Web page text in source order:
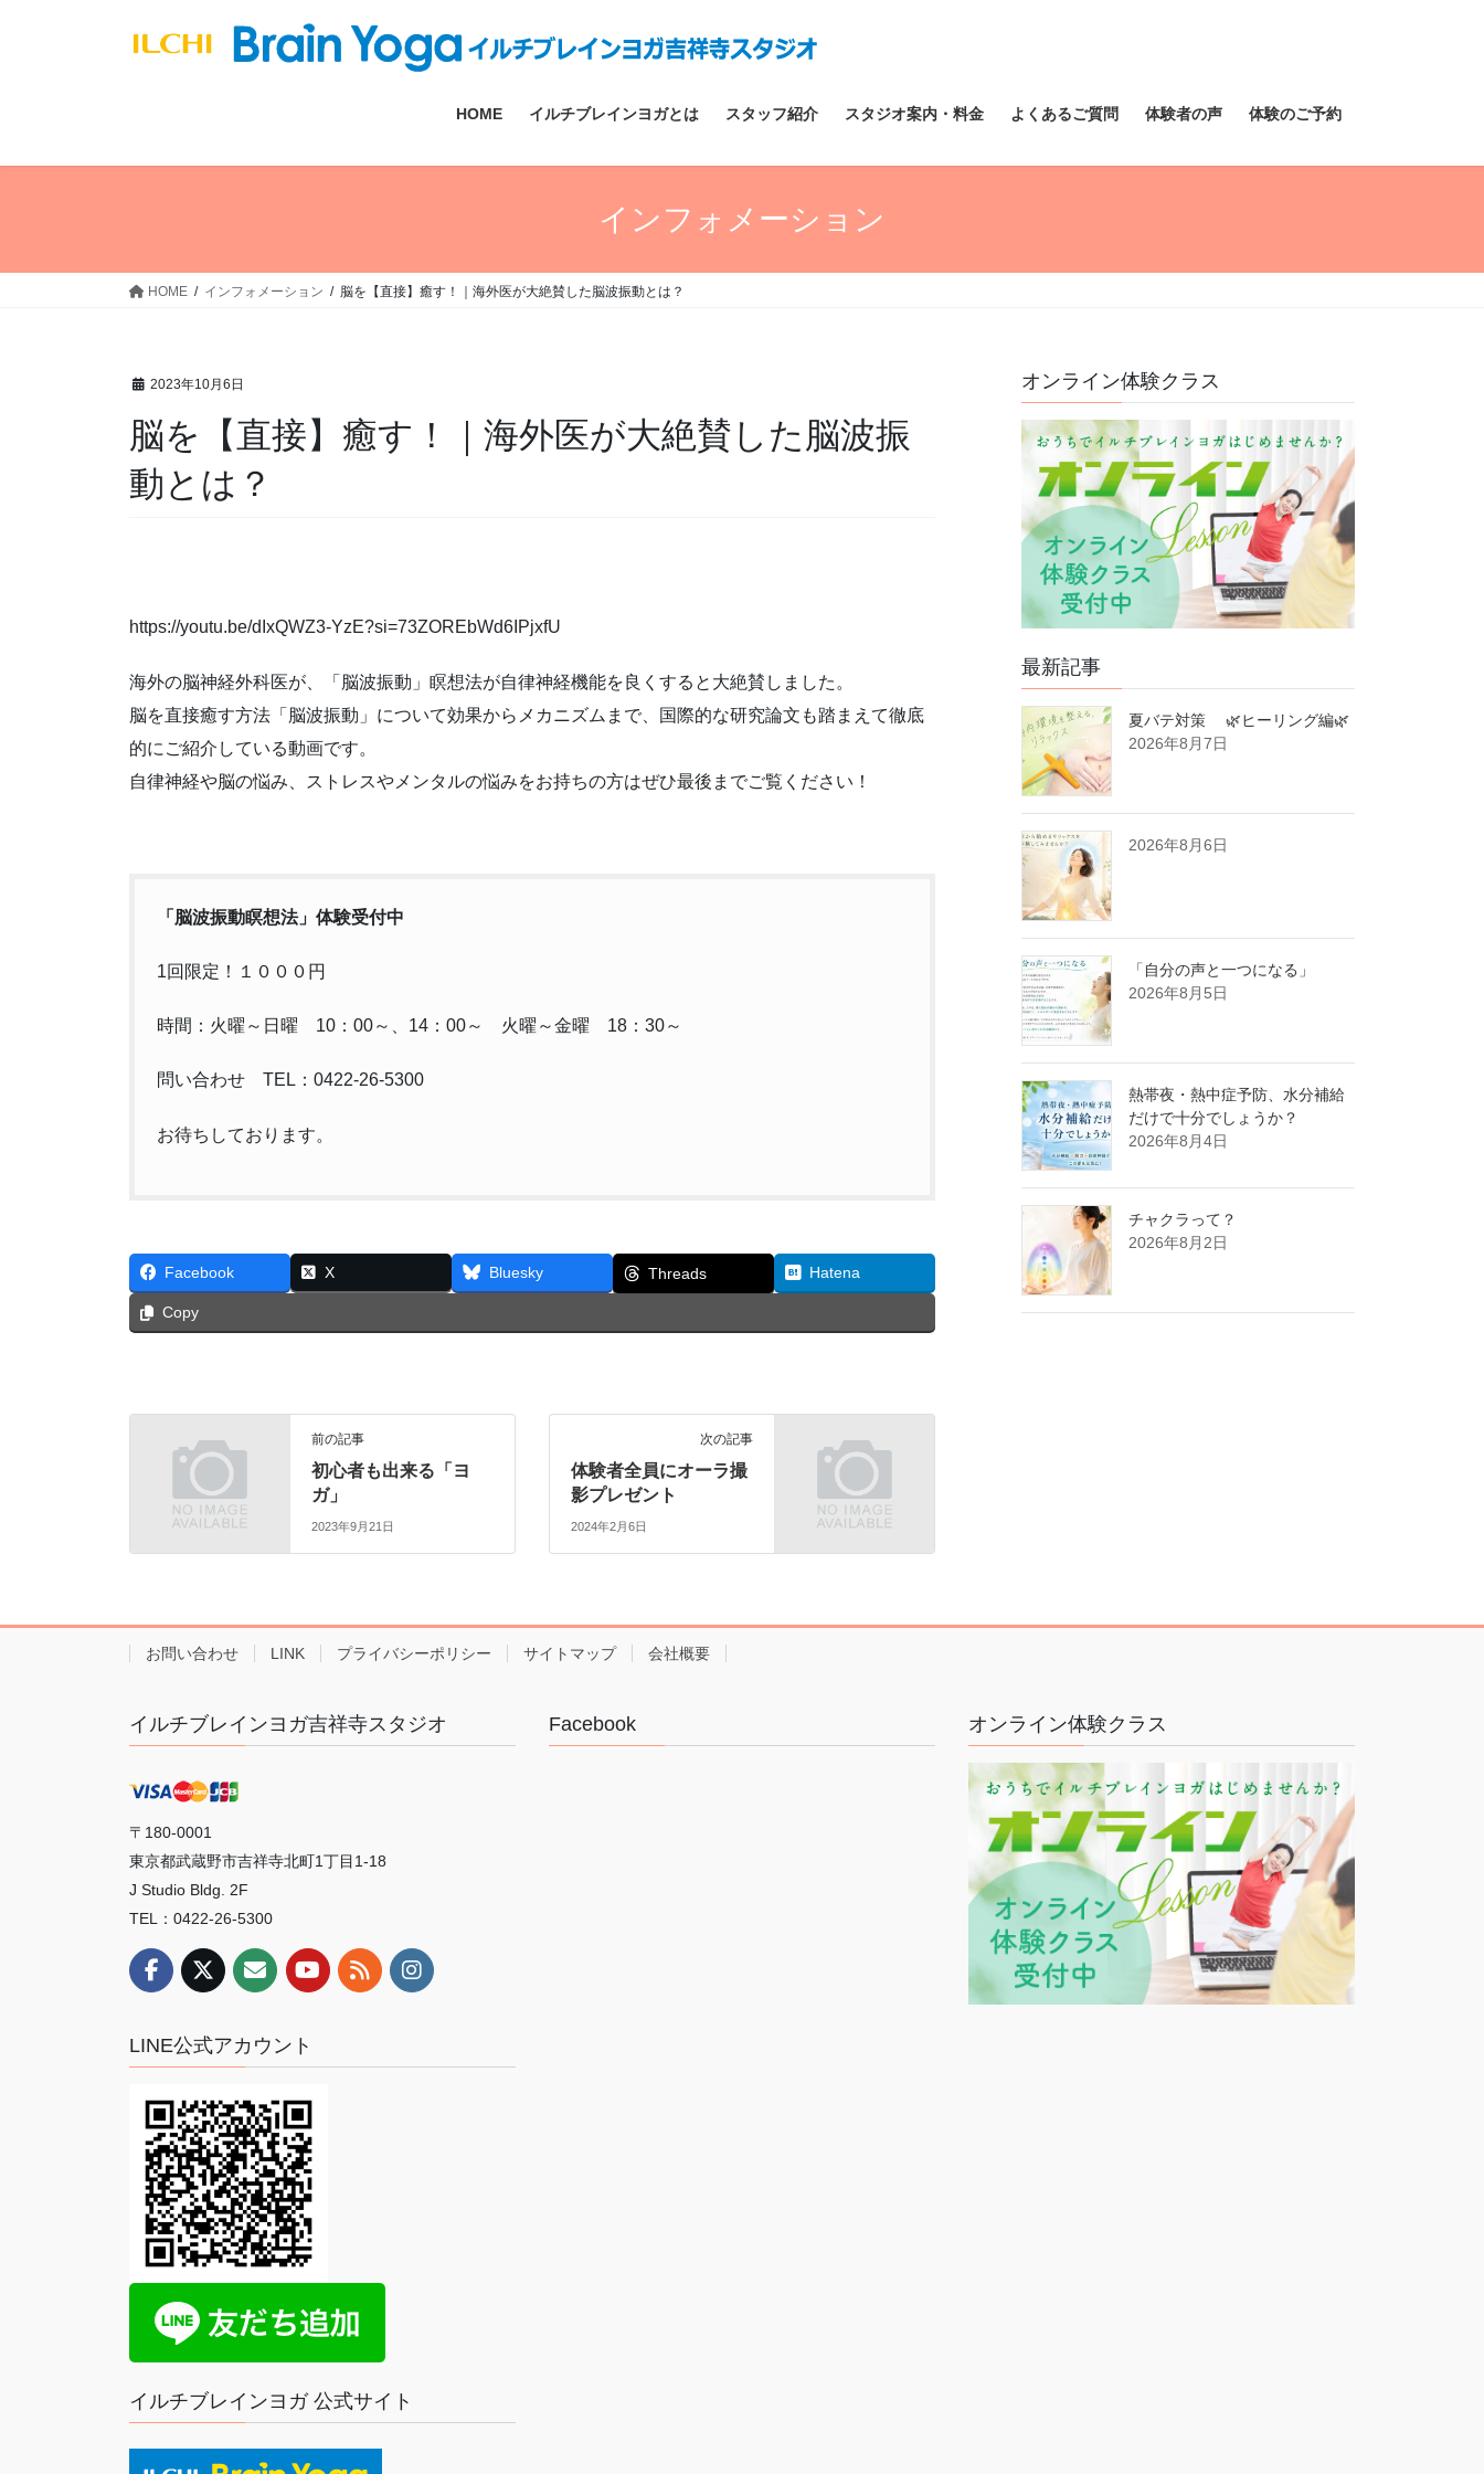
ス
ン
HOME イルチブレインヨガとは スタッフ紹介 スタジオ案内・料金 よくあるご質問 体験者の声 体験のご予約
インフォメーション
HOME インフォメーション 脳を【直接】癒す！｜海外医が大絶賛した脳波振動とは？
2023年10月6日
脳を【直接】癒す！｜海外医が大絶賛した脳波振
動とは？
https://youtu.be/dIxQWZ3-YzE?si=73ZOREbWd6IPjxfU
海外の脳神経外科医が、「脳波振動」瞑想法が自律神経機能を良くすると大絶賛しました。
脳を直接癒す方法「脳波振動」について効果からメカニズムまで、国際的な研究論文も踏まえて徹底
的にご紹介している動画です。
自律神経や脳の悩み、ストレスやメンタルの悩みをお持ちの方はぜひ最後までご覧ください！
「脳波振動瞑想法」体験受付中
1回限定！１０００円
時間：火曜～日曜 10：00～、14：00～ 火曜～金曜 18：30～
問い合わせ TEL：0422-26-5300
お待ちしております。
Facebook X Bluesky Threads Hatena
Copy
前の記事
初心者も出来る「ヨ
ガ」
2023年9月21日
次の記事
体験者全員にオーラ撮
影プレゼント
2024年2月6日
オンライン体験クラス
最新記事
夏バテ対策 🌿ヒーリング編🌿
2026年8月7日
2026年8月6日
「自分の声と一つになる」
2026年8月5日
熱帯夜・熱中症予防、水分補給
だけで十分でしょうか？
2026年8月4日
チャクラって？
2026年8月2日
お問い合わせ LINK プライバシーポリシー サイトマップ 会社概要
イルチブレインヨガ吉祥寺スタジオ
〒180-0001
東京都武蔵野市吉祥寺北町1丁目1-18
J Studio Bldg. 2F
TEL：0422-26-5300
LINE公式アカウント
イルチブレインヨガ 公式サイト
Facebook オンライン体験クラス